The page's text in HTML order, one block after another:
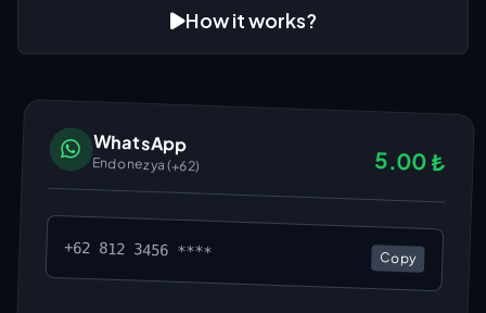
How it works?
WhatsApp
Endonezya (+62) 5.00 ₺
+62 812 3456 **** Copy